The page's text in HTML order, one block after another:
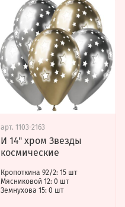
арт. 1103-2163
И 14" хром Звезды
космические
Кропоткина 92/2: 15 шт
Мясниковой 12: 0 шт
Земнухова 15: 0 шт